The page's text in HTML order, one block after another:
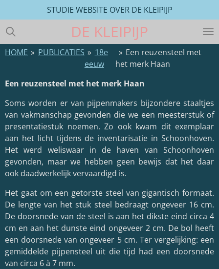
direct
naar
de
hoofdinhoud
DE KLEIPIJP
STUDIE WEBSITE OVER DE KLEIPIJP
HOME » PUBLICATIES » 18e
eeuw
» Een reuzensteel met
het merk Haan
Een reuzensteel met het merk Haan
Soms worden er van pijpenmakers bijzondere staaltjes
van vakmanschap gevonden die we een meesterstuk of
presentatiestuk noemen. Zo ook kwam dit exemplaar
aan het licht tijdens de inventarisatie in Schoonhoven.
Het werd weliswaar in de haven van Schoonhoven
gevonden, maar we hebben geen bewijs dat het daar
ook daadwerkelijk vervaardigd is.
Het gaat om een getorste steel van gigantisch formaat.
De lengte van het stuk steel bedraagt ongeveer 16 cm.
De doorsnede van de steel is aan het dikste eind circa 4
cm en aan het dunste eind ongeveer 2 cm. De bol heeft
een doorsnede van ongeveer 5 cm. Ter vergelijking: een
gemiddelde pijpensteel uit die tijd had een doorsnede
van circa 6 à 7 mm.